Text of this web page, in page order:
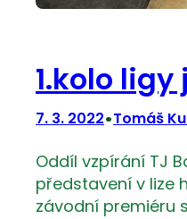
1.kolo ligy
7. 3. 2022•Tomáš
Oddíl vzpírání TJ
představení v lize
závodní premiéru